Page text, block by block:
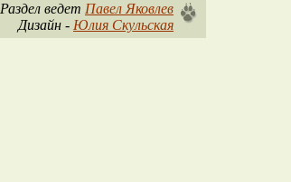
Раздел ведет Павел Яковлев
Дизайн - Юлия Скульская